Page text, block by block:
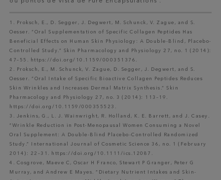
1. Proksch, E., D. Segger, J. Degwert, M. Schunck, V. Zague, and S.
Oesser. “Oral Supplementation of Specific Collagen Peptides Has
Beneficial Effects on Human Skin Physiology: A Double-Blind, Placebo-
Controlled Study.” Skin Pharmacology and Physiology 27, no. 1 (2014):
47–55. https://doi.org/10.1159/000351376.
2. Proksch, E., M. Schunck, V. Zague, D. Segger, J. Degwert, and S.
Oesser. “Oral Intake of Specific Bioactive Collagen Peptides Reduces
Skin Wrinkles and Increases Dermal Matrix Synthesis.” Skin
Pharmacology and Physiology 27, no. 3 (2014): 113–19.
https://doi.org/10.1159/000355523.
3. Jenkins, G., L. J. Wainwright, R. Holland, K. E. Barrett, and J. Casey.
“Wrinkle Reduction in Post-Menopausal Women Consuming a Novel
Oral Supplement: A Double-Blind Placebo-Controlled Randomized
Study.” International Journal of Cosmetic Science 36, no. 1 (February
2014): 22–31. https://doi.org/10.1111/ics.12087.
4. Cosgrove, Maeve C, Oscar H Franco, Stewart P Granger, Peter G
Murray, and Andrew E Mayes. “Dietary Nutrient Intakes and Skin-